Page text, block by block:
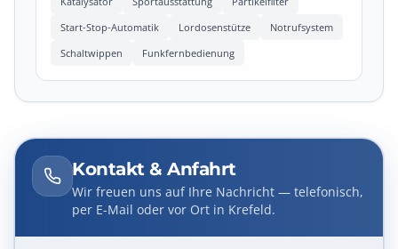
Start-Stop-Automatik
Lordosenstütze
Notrufsystem
Schaltwippen
Funkfernbedienung
Kontakt & Anfahrt
Wir freuen uns auf Ihre Nachricht — telefonisch,
per E-Mail oder vor Ort in Krefeld.